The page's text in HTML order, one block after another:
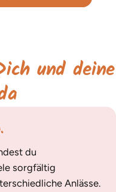
und deine
du
sorgfältig
Anlässe.